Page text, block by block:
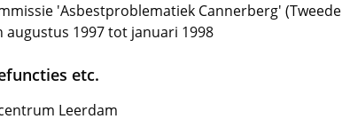
'Asbestproblematiek Cannerberg' (Tweede
augustus 1997 tot januari 1998
etc.
Leerdam